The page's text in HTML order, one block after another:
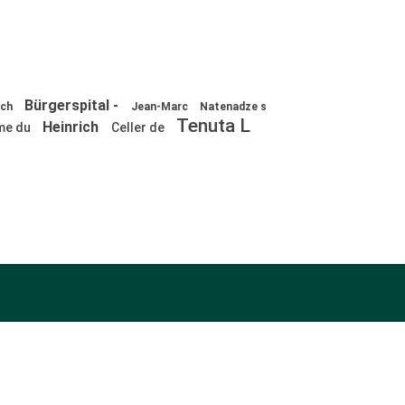
Bürgerspital - Jean-Marc Natenadze s
du Heinrich Celler de
Tenuta L